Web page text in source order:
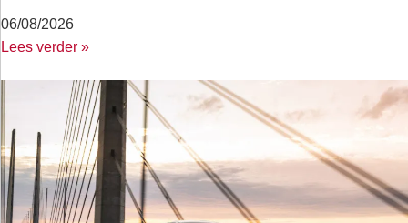
06/08/2026
Lees verder »